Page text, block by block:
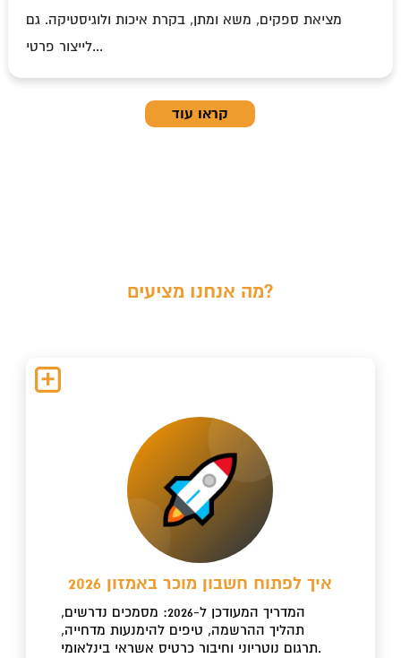
מציאת ספקים, משא ומתן, בקרת איכות ולוגיסטיקה. גם
לייצור פרטי...
קראו עוד
מה אנחנו מציעים?
איך לפתוח חשבון מוכר באמזון 2026
המדריך המעודכן ל-2026: מסמכים נדרשים,
תהליך ההרשמה, טיפים להימנעות מדחייה,
תרגום נוטריוני וחיבור כרטיס אשראי בינלאומי.